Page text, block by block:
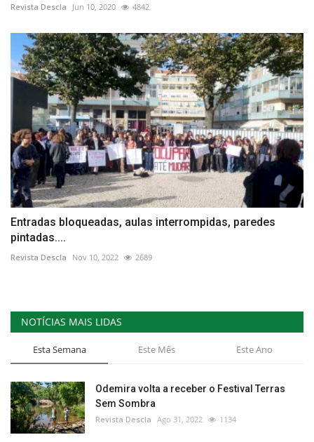
Revista Descla Jun 10, 2020 4842
Entradas bloqueadas, aulas interrompidas, paredes
pintadas....
Revista Descla Nov 10, 2022 2689
NOTÍCIAS MAIS LIDAS
Esta Semana Este Mês Este Ano
Odemira volta a receber o Festival Terras
Sem Sombra
Revista Descla Ago 31, 2022 1134